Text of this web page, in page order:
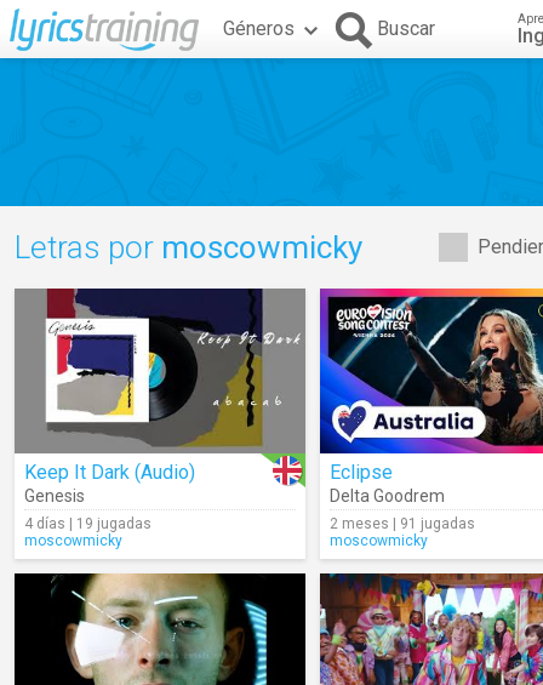
Géneros Buscar
Letras por moscowmicky
Keep It Dark (Audio)
Genesis
4 días | 19 jugadas
moscowmicky
Eclipse
Delta Goodrem
2 meses | 91 jugadas
moscowmicky